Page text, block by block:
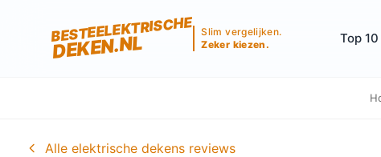
BESTEELEKTRISCHE
DEKEN.NL
Slim vergelijken.
Zeker kiezen.
Top 10
Alle elektrische dekens reviews